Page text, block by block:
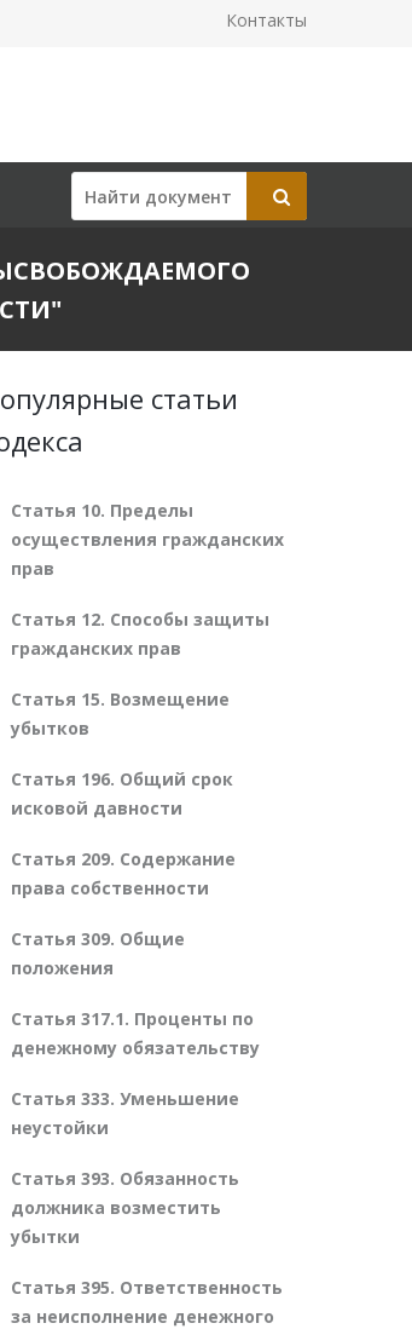
Контакты
статьи
Статья 10. Пределы
осуществления гражданских
прав
Статья 12. Способы защиты
гражданских прав
Статья 15. Возмещение
убытков
Статья 196. Общий срок
исковой давности
Статья 209. Содержание
права собственности
Статья 309. Общие
положения
Статья 317.1. Проценты по
денежному обязательству
Статья 333. Уменьшение
неустойки
Статья 393. Обязанность
должника возместить
убытки
Статья 395. Ответственность
за неисполнение денежного